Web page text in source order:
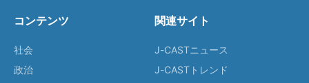
コンテンツ
社会
政治
関連サイト
J-CASTニュース
J-CASTトレンド